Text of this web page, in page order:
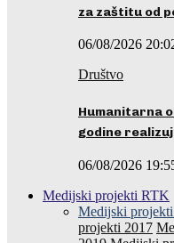
za zaštitu od
06/08/2026
Društvo
Humanitarna
godine
06/08/2026
Medijski projekti RTK
Medijski
projekti 2017